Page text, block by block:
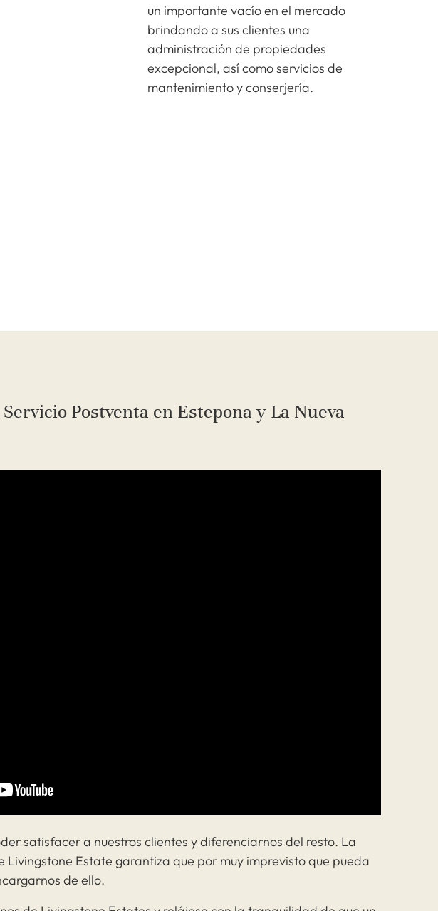
un importante vacío en el mercado
brindando a sus clientes una
administración de propiedades
excepcional, así como servicios de
mantenimiento y conserjería.
Postventa en Estepona y La Nueva
satisfacer a nuestros clientes y diferenciarnos del resto. La
Livingstone Estate garantiza que por muy imprevisto que pueda
de ello.